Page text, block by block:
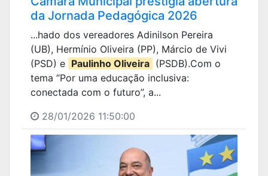
da Jornada Pedagógica 2026
...hado dos vereadores Adinilson Pereira
(UB), Hermínio Oliveira (PP), Márcio de Vivi
(PSD) e Paulinho Oliveira (PSDB).Com o
tema “Por uma educação inclusiva:
conectada com o futuro”, a...
28/01/2026 11:50:00